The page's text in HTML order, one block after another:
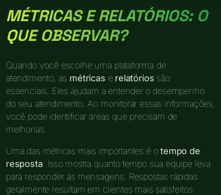
MÉTRICAS E RELATÓRIOS: O
QUE OBSERVAR?
Quando você escolhe uma plataforma de
atendimento, as métricas e relatórios são
essenciais. Eles ajudam a entender o desempenho
do seu atendimento. Ao monitorar essas informações,
você pode identificar áreas que precisam de
melhorias.
Uma das métricas mais importantes é otempo de
resposta . Isso mostra quanto tempo sua equipe leva
para responder às mensagens. Respostas rápidas
geralmente resultam em clientes mais satisfeitos.